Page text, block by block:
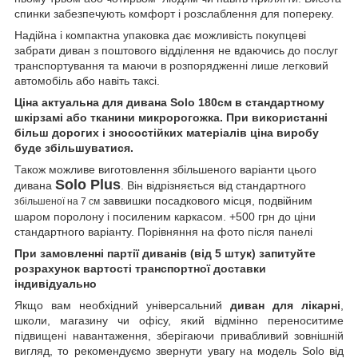
спинки забезпечують комфорт і розслаблення для попереку.
Надійна і компактна упаковка дає можливість покупцеві
забрати диван з поштового відділення не вдаючись до послуг
транспортування та маючи в розпорядженні лише легковий
автомобіль або навіть таксі.
Ціна актуальна для дивана Solo 180см в стандартному
шкірзамі або тканини микророгожка. При використанні
більш дорогих і зносостійких матеріалів ціна виробу
буде збільшуватися.
Також можливе виготовлення збільшеного варіанти цього
дивана Solo Plus . Він відрізняється від стандартного
збільшеної на 7 см заввишки посадкового місця, подвійним
шаром поролону і посиленим каркасом. +500 грн до ціни
стандартного варіанту. Порівняння на фото після панелі
При замовленні партії диванів (від 5 штук) запитуйте
розрахунок вартості транспортної доставки
індивідуально
Якщо вам необхідний універсальний диван для лікарні
школи, магазину чи офісу, який відмінно переноситиме
підвищені навантаження, зберігаючи привабливий зовнішній
вигляд, то рекомендуємо звернути увагу на модель Solo від